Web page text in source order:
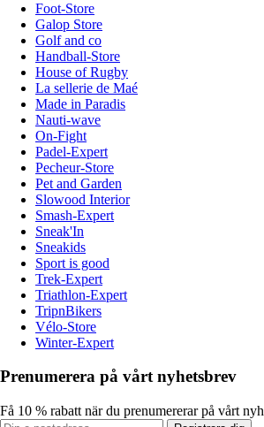
Foot-Store
Galop Store
Golf and co
Handball-Store
House of Rugby
La sellerie de Maé
Made in Paradis
Nauti-wave
On-Fight
Padel-Expert
Pecheur-Store
Pet and Garden
Slowood Interior
Smash-Expert
Sneak'In
Sneakids
Sport is good
Trek-Expert
Triathlon-Expert
TripnBikers
Vélo-Store
Winter-Expert
Prenumerera på vårt nyhetsbrev
Få 10 % rabatt när du prenumererar på vårt